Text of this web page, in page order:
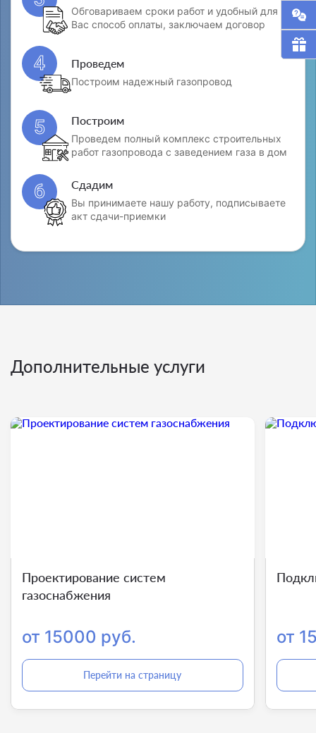
Обговариваем сроки работ и удобный для
Вас способ оплаты, заключаем договор
4 Проведем
Построим надежный газопровод
5 Построим
Проведем полный комплекс строительных
работ газопровода с заведением газа в дом
6 Сдадим
Вы принимаете нашу работу, подписываете
акт сдачи-приемки
Дополнительные услуги
Проектирование систем
газоснабжения
от 15000 руб.
Перейти на страницу
от